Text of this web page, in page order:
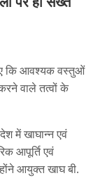
कि आवश्यक वस्तुओं
वाले तत्वों के
में खाघान्न एवं
आपूर्ति एवं
आयुक्त खाघ बी.